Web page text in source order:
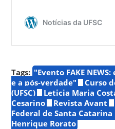
Tags: "Evento FAKE
e a pós-verdade"
Curso
(UFSC)
Leticia Maria
Cesarino
Revista Avant
Federal de Santa Catarina
Henrique Rorato